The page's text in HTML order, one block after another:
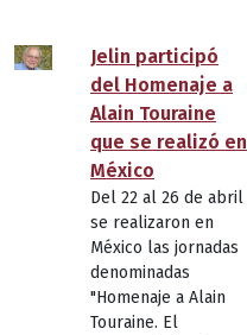
Jelin participó
del Homenaje a
Alain Touraine
que se realizó en
México
Del 22 al 26 de abril
se realizaron en
México las jornadas
denominadas
"Homenaje a Alain
Touraine. El